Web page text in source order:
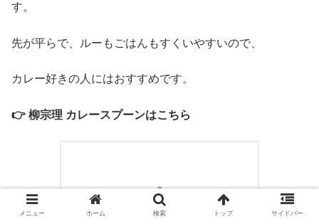
す。
先が平らで、ルーもごはんもすくいやすいので、
カレー好きの人にはおすすめです。
👉 柳宗理 カレースプーンはこちら
メニュー ホーム 検索 トップ サイドバー